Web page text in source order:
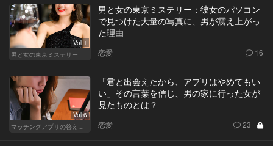
Vol.1
男と女の東京ミステリー
男と女の東京ミステリー：彼女のパソコン
で見つけた大量の写真に、男が震え上がっ
た理由
恋愛 16
Vol.6
「君と出会えたから、アプリはやめてもい
い」その言葉を信じ、男の家に行った女が
見たものとは？
恋愛 23